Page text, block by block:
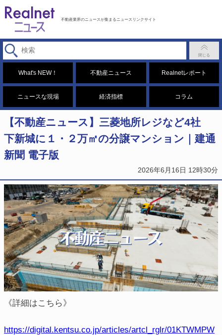
不動産業界のニュースが集まるニュースリンクサイト
What's NEW！ 不動産ニュース Realnetレポート
ニュースな現場 経済指標 コラム
【不動産ニュース】三菱地所レジなど4社
下新城に１・２万㎡の分譲マンション｜建通
新聞 電子版
2026年6月16日 12時30分
《詳細はこちら》
https://digital.kentsu.co.jp/articles/artcl_rglr/01KTWMPW